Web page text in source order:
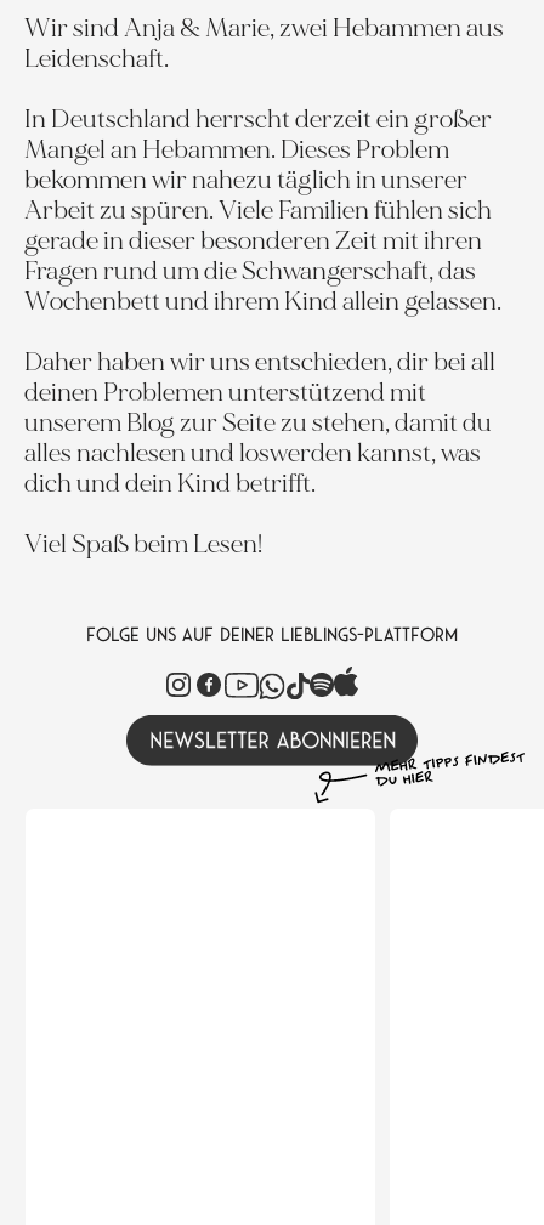
Wir sind Anja & Marie, zwei Hebammen aus
Leidenschaft.
In Deutschland herrscht derzeit ein großer
Mangel an Hebammen. Dieses Problem
bekommen wir nahezu täglich in unserer
Arbeit zu spüren. Viele Familien fühlen sich
gerade in dieser besonderen Zeit mit ihren
Fragen rund um die Schwangerschaft, das
Wochenbett und ihrem Kind allein gelassen.
Daher haben wir uns entschieden, dir bei all
deinen Problemen unterstützend mit
unserem Blog zur Seite zu stehen, damit du
alles nachlesen und loswerden kannst, was
dich und dein Kind betrifft.
Viel Spaß beim Lesen!
FOLGE UNS AUF DEINER LIEBLINGS-PLATTFORM